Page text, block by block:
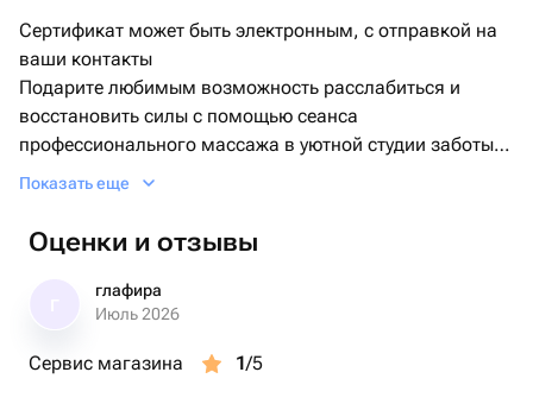
Сертификат может быть электронным, с отправкой на
ваши контакты
Подарите любимым возможность расслабиться и
восстановить силы с помощью сеанса
профессионального массажа в уютной студии заботы о
теле Рельсы-рельсы, шпалы-шпалы. Мягкие тапочки,
музыка, приглушенный свет...
Фишка нашей студии в том, что в процессе массажа
можно менять технику и части тела - стоимость от
этого не изменится! Также к сеансу можно добавлять
масочки и многое другое! Тот, кому вы подарите
Показать еще
Оценки и отзывы
глафира
Июль 2026
Сервис магазина 1/5